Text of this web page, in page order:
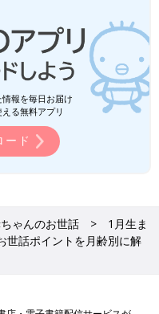
報を毎日お届け
る無料アプリ
ード
ゃんのお世話
1月生ま
世話ポイントを月齢別に解